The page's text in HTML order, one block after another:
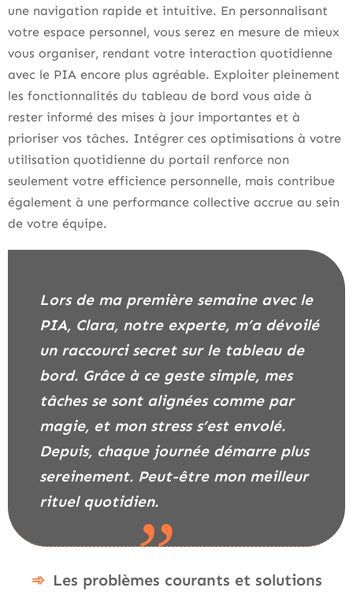
une navigation rapide et intuitive. En personnalisant
votre espace personnel, vous serez en mesure de mieux
vous organiser, rendant votre interaction quotidienne
avec le PIA encore plus agréable. Exploiter pleinement
les fonctionnalités du tableau de bord vous aide à
rester informé des mises à jour importantes et à
prioriser vos tâches. Intégrer ces optimisations à votre
utilisation quotidienne du portail renforce non
seulement votre efficience personnelle, mais contribue
également à une performance collective accrue au sein
de votre équipe.
Lors de ma première semaine avec le
PIA, Clara, notre experte, m’a dévoilé
un raccourci secret sur le tableau de
bord. Grâce à ce geste simple, mes
tâches se sont alignées comme par
magie, et mon stress s’est envolé.
Depuis, chaque journée démarre plus
sereinement. Peut-être mon meilleur
rituel quotidien.
Les problèmes courants et solutions